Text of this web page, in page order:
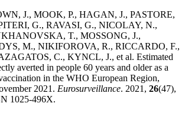
J., MOOK, P., HAGAN, J., PASTORE,
G., RAVASI, G., NICOLAY, N.,
T., MOSSONG, J.,
M., NIKIFOROVA, R., RICCARDO, F.,
C., KYNCL, J., et al. Estimated
averted in people 60 years and older as a
in the WHO European Region,
2021. Eurosurveillance. 2021, 26(47),
1025-496X.